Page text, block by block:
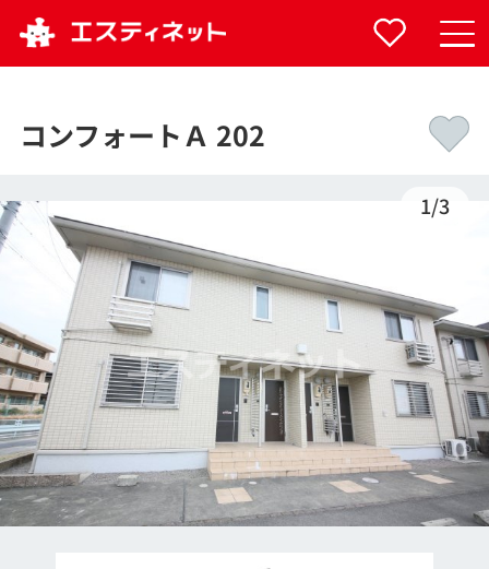
コンフォートＡ 202
1/3